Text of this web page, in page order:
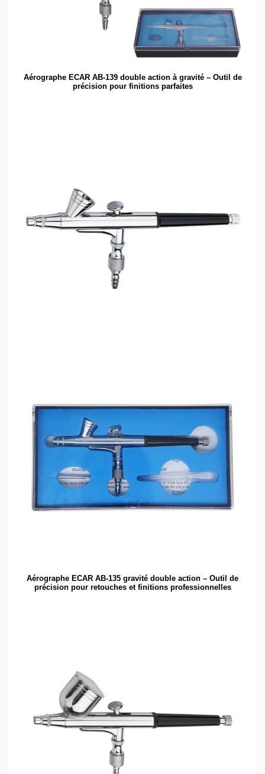
Aérographe ECAR AB-139 double action à gravité – Outil de
précision pour finitions parfaites
Aérographe ECAR AB-135 gravité double action – Outil de
précision pour retouches et finitions professionnelles